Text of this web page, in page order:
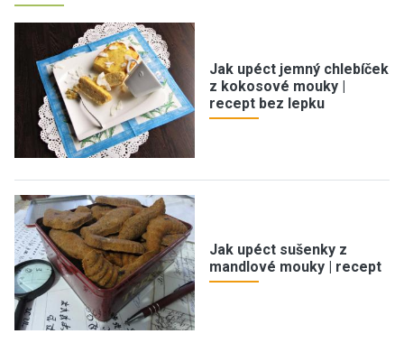
Jak upéct jemný chlebíček
z kokosové mouky |
recept bez lepku
Jak upéct sušenky z
mandlové mouky | recept